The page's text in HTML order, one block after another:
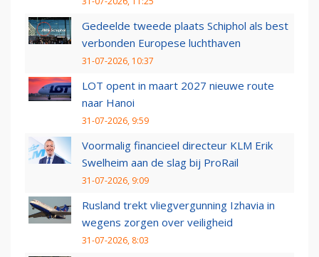
Gedeelde tweede plaats Schiphol als best
verbonden Europese luchthaven
31-07-2026, 10:37
LOT opent in maart 2027 nieuwe route
naar Hanoi
31-07-2026, 9:59
Voormalig financieel directeur KLM Erik
Swelheim aan de slag bij ProRail
31-07-2026, 9:09
Rusland trekt vliegvergunning Izhavia in
wegens zorgen over veiligheid
31-07-2026, 8:03